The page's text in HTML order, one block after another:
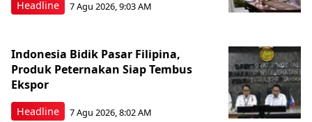
Headline 7 Agu 2026, 9:03 AM
Headline
Indonesia Bidik Pasar Filipina,
Produk Peternakan Siap Tembus
Ekspor
7 Agu 2026, 8:02 AM